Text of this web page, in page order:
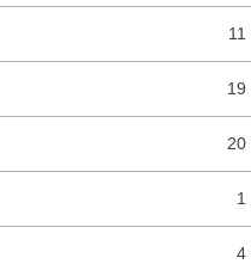
11
19
20
1
4